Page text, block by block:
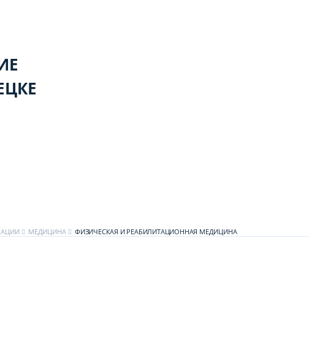
МЕДИЦИНА ФИЗИЧЕСКАЯ И РЕАБИЛИТАЦИОННАЯ МЕДИЦИНА